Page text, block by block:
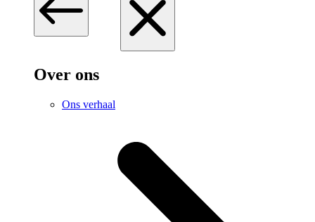
Over ons
Ons verhaal